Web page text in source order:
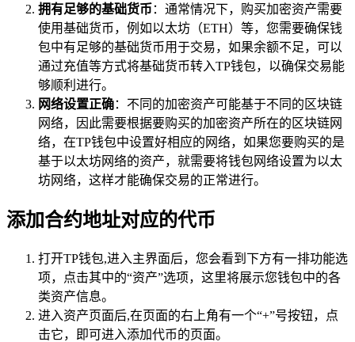
拥有足够的基础货币 ：通常情况下，购买加密资产需要
使用基础货币，例如以太坊（ETH）等，您需要确保钱
包中有足够的基础货币用于交易，如果余额不足，可以
通过充值等方式将基础货币转入TP钱包，以确保交易能
够顺利进行。
网络设置正确：不同的加密资产可能基于不同的区块链
网络，因此需要根据要购买的加密资产所在的区块链网
络，在TP钱包中设置好相应的网络，如果您要购买的是
基于以太坊网络的资产，就需要将钱包网络设置为以太
坊网络，这样才能确保交易的正常进行。
添加合约地址对应的代币
打开TP钱包,进入主界面后，您会看到下方有一排功能选
项，点击其中的“资产”选项，这里将展示您钱包中的各
类资产信息。
进入资产页面后,在页面的右上角有一个“+”号按钮，点
击它，即可进入添加代币的页面。